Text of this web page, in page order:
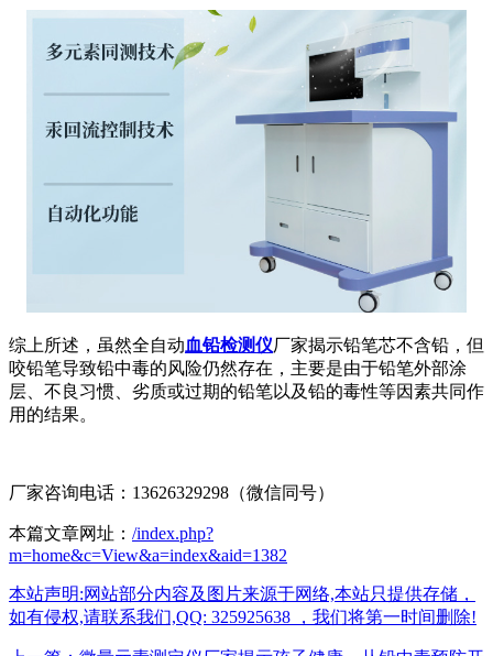
综上所述，虽然全自动血铅检测仪厂家揭示铅笔芯不含铅，但
咬铅笔导致铅中毒的风险仍然存在，主要是由于铅笔外部涂
层、不良习惯、劣质或过期的铅笔以及铅的毒性等因素共同作
用的结果。
厂家咨询电话：13626329298（微信同号）
本篇文章网址： /index.php?
m=home&c=View&a=index&aid=1382
本站声明:网站部分内容及图片来源于网络,本站只提供存储，
如有侵权,请联系我们,QQ: 325925638 ，我们将第一时间删除!